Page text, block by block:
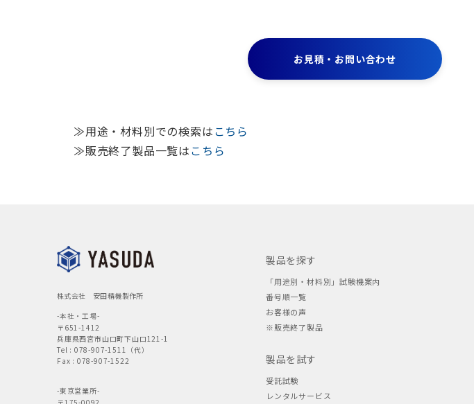
お見積・お問い合わせ
≫用途・材料別での検索はこちら
≫販売終了製品一覧はこちら
株式会社 安田精機製作所
-本社・工場-
〒651-1412
兵庫県西宮市山口町下山口121-1
Tel : 078-907-1511（代）
Fax : 078-907-1522
-東京営業所-
製品を探す
「用途別・材料別」試験機案内
番号順一覧
お客様の声
※販売終了製品
製品を試す
受託試験
レンタルサービス